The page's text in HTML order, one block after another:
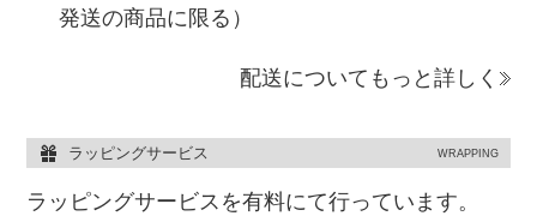
発送の商品に限る）
配送についてもっと詳しく
ラッピングサービス WRAPPING
ラッピングサービスを有料にて行っています。